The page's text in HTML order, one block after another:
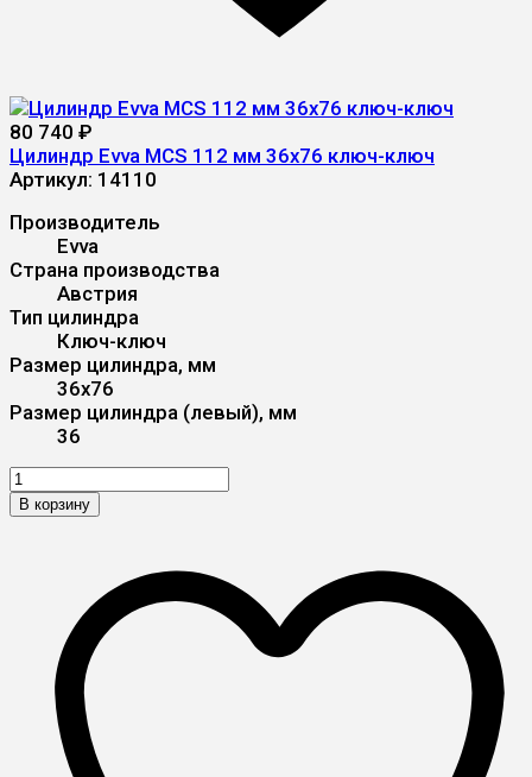
80 740 ₽
Цилиндр Evva MCS 112 мм 36x76 ключ-ключ
Артикул: 14110
Производитель
Evva
Страна производства
Австрия
Тип цилиндра
Ключ-ключ
Размер цилиндра, мм
36x76
Размер цилиндра (левый), мм
36
В корзину